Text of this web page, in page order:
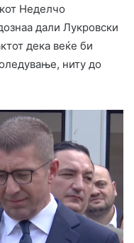
Неделчо
дали Лукровски
дека веќе би
ниту до